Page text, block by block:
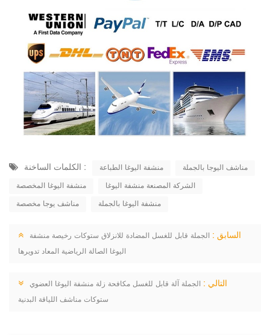
الكلمات الساخنة : منشفة اليوغا الطباعة
مناشف اليوجا بالجملة
منشفة اليوغا المخصصة
الشركة المصنعة منشفة اليوغا
مناشف يوجا مخصصة
منشفة اليوغا بالجملة
السابق : الجملة قابل للغسل المضادة للانزلاق ستوكات رخيصة منشفة
اليوغا الصالة الرياضية المعاد تدويرها
التالي : الجملة آلة قابل للغسل مكافحة زلة منشفة اليوغا العضوي
ستوكات مناشف اللياقة البدنية